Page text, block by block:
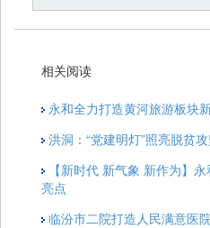
相关阅读
永和全力打造黄河旅游板块
洪洞：“党建明灯”照亮脱贫
【新时代 新气象 新作为】
亮点
临汾市二院打造人民满意医院